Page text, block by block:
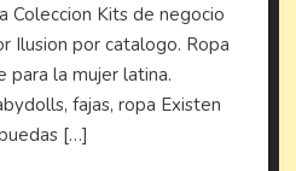
Coleccion Kits de negocio
Ilusion por catalogo. Ropa
para la mujer latina.
fajas, ropa Existen
[…]